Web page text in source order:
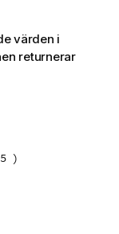
värden i
returnerar
)